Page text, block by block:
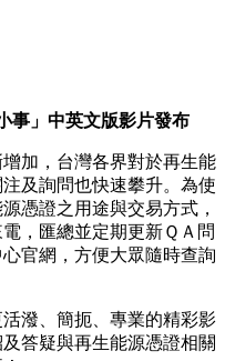
事」中英文版影片發布
加，台灣各界對於再生能
及詢問也快速攀升。為使
憑證之用途與交易方式，
，匯總並定期更新ＱＡ問
官網，方便大眾隨時查詢
潑、簡扼、專業的精彩影
答疑與再生能源憑證相關